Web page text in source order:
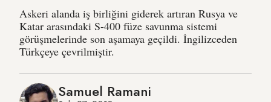
Askeri alanda iş birliğini giderek artıran Rusya ve
Katar arasındaki S-400 füze savunma sistemi
görüşmelerinde son aşamaya geçildi. İngilizceden
Türkçeye çevrilmiştir.
Samuel Ramani